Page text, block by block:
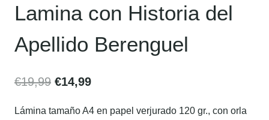
Lamina con Historia del
Apellido Berenguel
€19,99 €14,99
Lámina tamaño A4 en papel verjurado 120 gr., con orla